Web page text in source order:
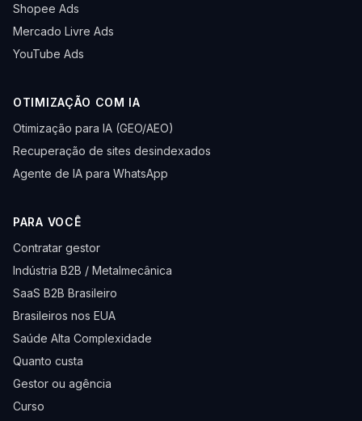
Shopee Ads
Mercado Livre Ads
YouTube Ads
OTIMIZAÇÃO COM IA
Otimização para IA (GEO/AEO)
Recuperação de sites desindexados
Agente de IA para WhatsApp
PARA VOCÊ
Contratar gestor
Indústria B2B / Metalmecânica
SaaS B2B Brasileiro
Brasileiros nos EUA
Saúde Alta Complexidade
Quanto custa
Gestor ou agência
Curso